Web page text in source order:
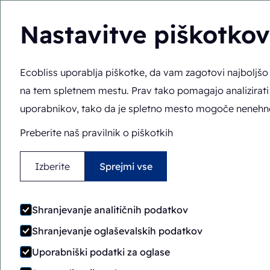
Nastavitve piškotkov
Ecobliss uporablja piškotke, da vam zagotovi
na tem spletnem mestu. Prav tako pomagajo
uporabnikov, tako da je spletno mesto mogoče
Preberite naš pravilnik o piškotkih
Izberite Sprejmi vse
Shranjevanje analitičnih podatkov
Shranjevanje oglaševalskih podatkov
Uporabniški podatki za oglase
Rešitve Strokovno
SL
Domov Strokovno znanje Office &